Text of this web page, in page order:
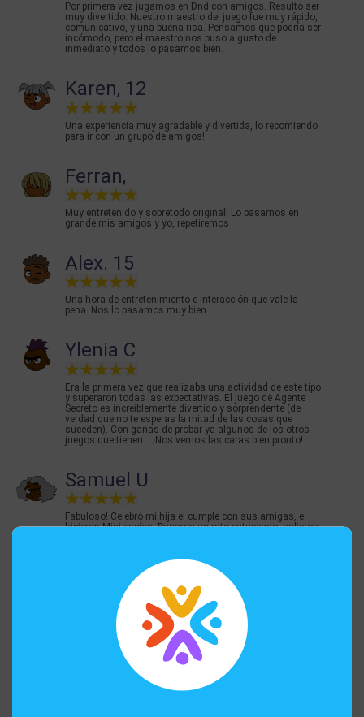
Por primera vez jugamos en Dnd con amigos. Resultó ser
muy divertido. Nuestro maestro del juego fue muy rápido,
comunicativo, y una buena risa. Pensamos que podría ser
incómodo, pero el maestro nos puso a gusto de
inmediato y todos lo pasamos bien.
Karen, 12
Una experiencia muy agradable y divertida, lo recomiendo
para ir con un grupo de amigos!
Ferran,
Muy entretenido y sobretodo original! Lo pasamos en
grande mis amigos y yo, repetiremos
Alex. 15
Una hora de entretenimiento e interacción que vale la
pena. Nos lo pasamos muy bien.
Ylenia C
Era la primera vez que realizaba una actividad de este tipo
y superaron todas las expectativas. El juego de Agente
Secreto es increíblemente divertido y sorprendente (de
verdad que no te esperas la mitad de las cosas que
suceden). Con ganas de probar ya algunos de los otros
juegos que tienen... ¡Nos vemos las caras bien pronto!
Samuel U
Fabuloso! Celebró mi hija el cumple con sus amigas, e
hicieron Mini espías. Pasaron un rato estupendo, salieron
del avance del juego y se notaba que disfrutaba con lo
que hacía. Muy recomendable. Repetiremos !!
Andrea, 9
nos ha encantado! hemos hecho dos y super guay!